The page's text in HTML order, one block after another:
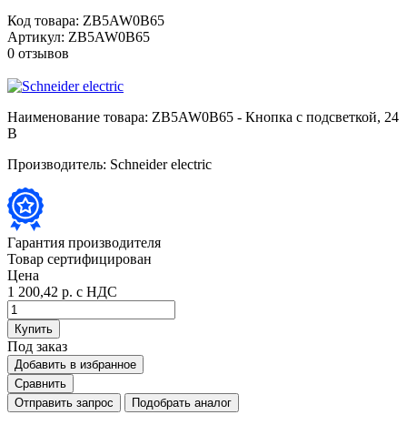
Код товара: ZB5AW0B65
Артикул: ZB5AW0B65
0 отзывов
Наименование товара: ZB5AW0B65 - Кнопка с подсветкой, 24
В
Производитель: Schneider electric
Гарантия производителя
Товар сертифицирован
Цена
1 200,42 р. с НДС
Купить
Под заказ
Добавить в избранное
Сравнить
Отправить запрос
Подобрать аналог